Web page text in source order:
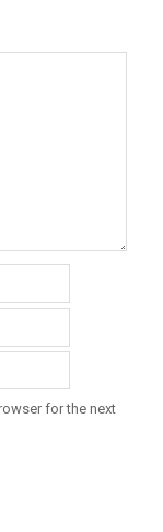
for the next